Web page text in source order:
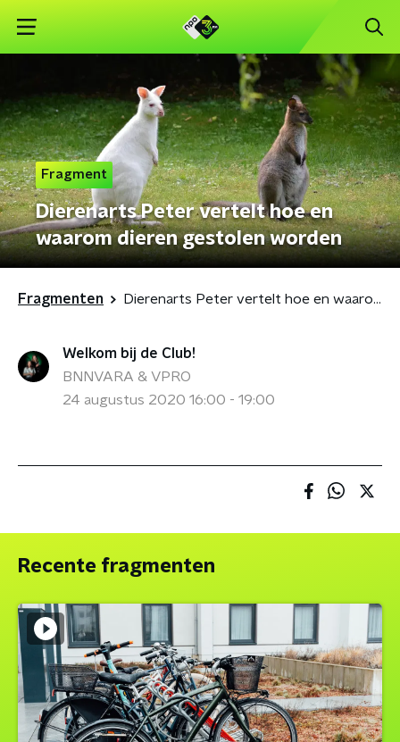
Fragment
Dierenarts Peter vertelt hoe en
waarom dieren gestolen worden
Fragmenten Dierenarts Peter vertelt hoe en waarom dieren gestolen worden
Welkom bij de Club!
BNNVARA & VPRO
24 augustus 2020 16:00 - 19:00
Recente fragmenten